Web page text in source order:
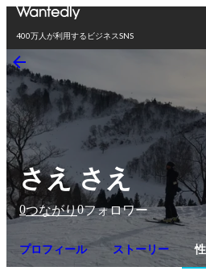
400万人が利用するビジネスSNS
さえ さえ
0つながり0フォロワー
プロフィール ストーリー